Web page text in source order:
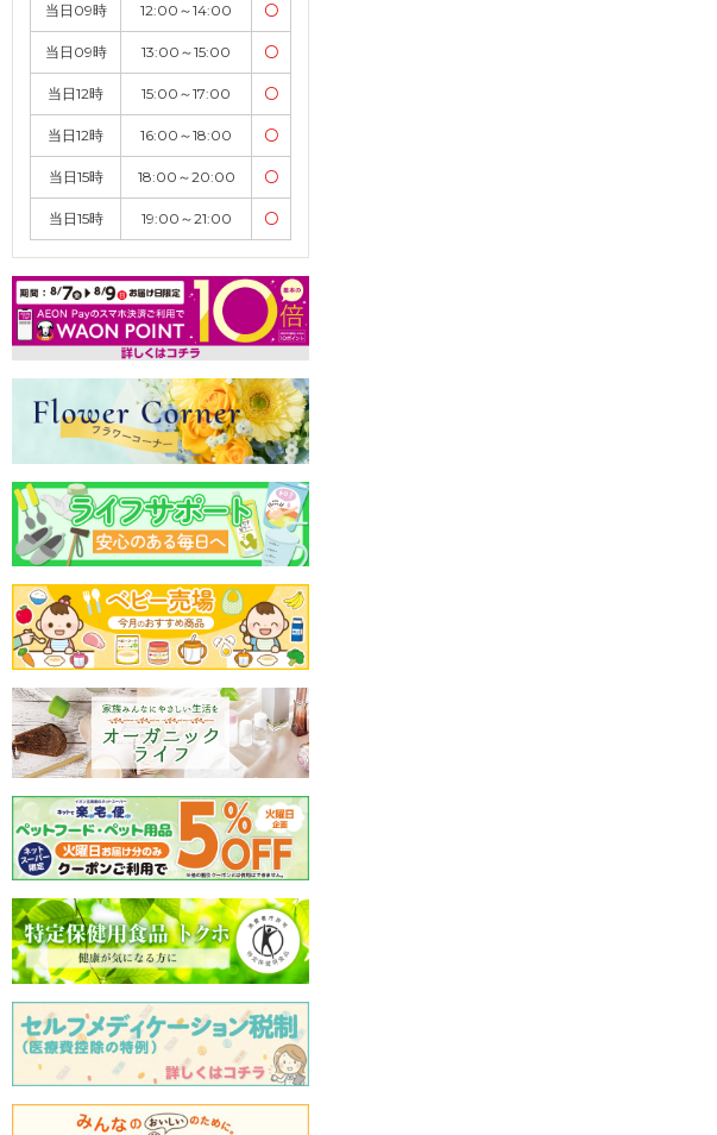
当日09時 12:00～14:00 〇
当日09時 13:00～15:00 〇
当日12時 15:00～17:00 〇
当日12時 16:00～18:00 〇
当日15時 18:00～20:00 〇
当日15時 19:00～21:00 〇